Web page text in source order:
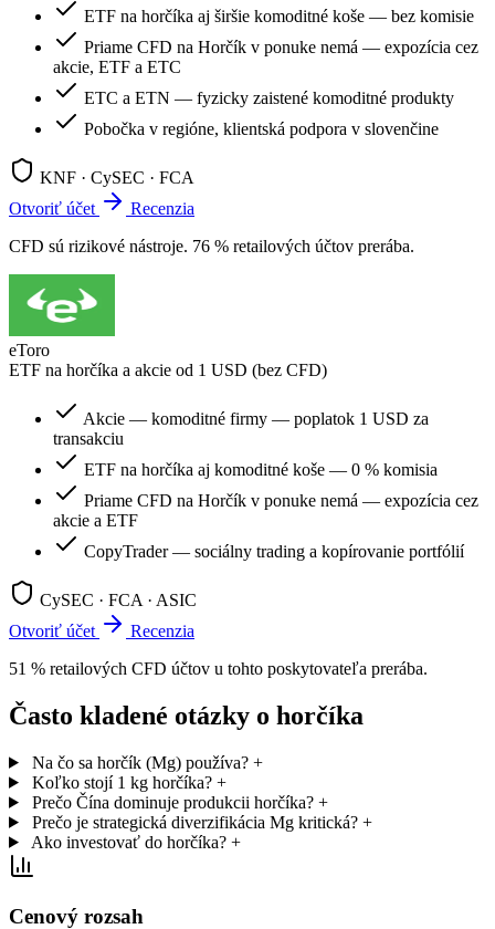
ETF na horčíka aj širšie komoditné koše — bez komisie
Priame CFD na Horčík v ponuke nemá — expozícia cez
akcie, ETF a ETC
ETC a ETN — fyzicky zaistené komoditné produkty
Pobočka v regióne, klientská podpora v slovenčine
KNF · CySEC · FCA
Otvoriť účet
Recenzia
CFD sú rizikové nástroje. 76 % retailových účtov prerába.
eToro
ETF na horčíka a akcie od 1 USD (bez CFD)
Akcie — komoditné firmy — poplatok 1 USD za
transakciu
ETF na horčíka aj komoditné koše — 0 % komisia
Priame CFD na Horčík v ponuke nemá — expozícia cez
akcie a ETF
CopyTrader — sociálny trading a kopírovanie portfólií
CySEC · FCA · ASIC
Otvoriť účet
Recenzia
51 % retailových CFD účtov u tohto poskytovateľa prerába.
Často kladené otázky o horčíka
Na čo sa horčík (Mg) používa? +
Koľko stojí 1 kg horčíka? +
Prečo Čína dominuje produkcii horčíka? +
Prečo je strategická diverzifikácia Mg kritická? +
Ako investovať do horčíka? +
Cenový rozsah